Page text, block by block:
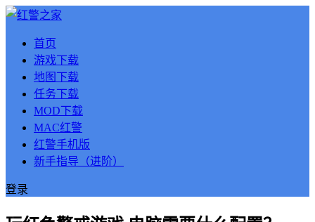
首页
游戏下载
地图下载
任务下载
MOD下载
MAC红警
红警手机版
新手指导（进阶）
登录